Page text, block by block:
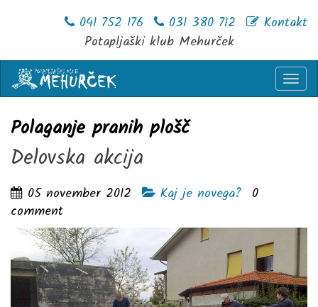
Kontakt
031 380 712
041 752 176
Potapljaški klub Mehurček
Polaganje pranih plošč
Delovska akcija
05 november 2012 Kaj je novega? 0
comment